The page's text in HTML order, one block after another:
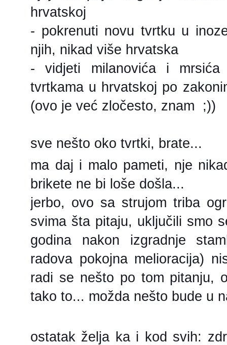
hrvatskoj
- pokrenuti novu tvrtku u
njih, nikad više hrvatska
- vidjeti milanovića i mrsića
tvrtkama u hrvatskoj po
(ovo je već zločesto, znam ;))
sve nešto oko tvrtki, brate...
ma daj i malo pameti, nje
brikete ne bi loše došla...
jerbo, ovo sa strujom triba
svima šta pitaju, uključili smo
godina nakon izgradnje
radova pokojna melioracija)
radi se nešto po tom pitanju,
tako to... možda nešto bude u
ostatak želja ka i kod svih: